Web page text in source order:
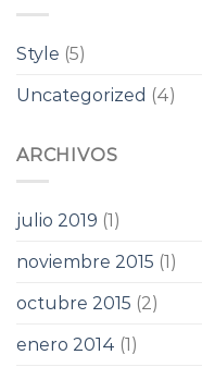
Style (5)
Uncategorized (4)
ARCHIVOS
julio 2019 (1)
noviembre 2015 (1)
octubre 2015 (2)
enero 2014 (1)